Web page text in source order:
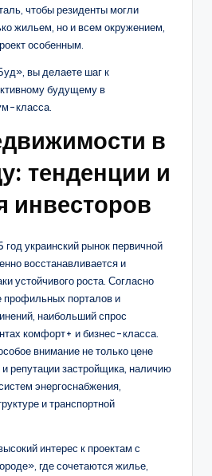
чтобы резиденты могли
жильем, но и всем окружением,
особенным.
вы делаете шаг к
будущему в
класса.
в
тенденции и
инвесторов
украинский рынок первичной
восстанавливается и
устойчивого роста. Согласно
профильных порталов и
наибольший спрос
комфорт+ и бизнес-класса.
внимание не только цене
и репутации застройщика, наличию
энергоснабжения,
и транспортной
интерес к проектам с
где сочетаются жилье,